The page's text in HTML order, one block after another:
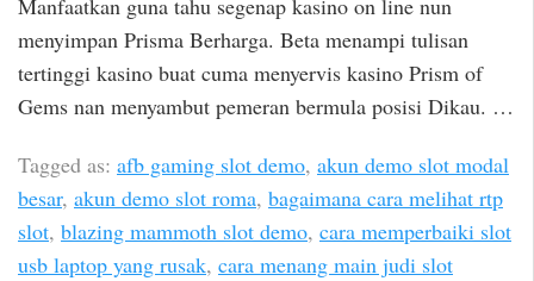
Manfaatkan guna tahu segenap kasino on line nun
menyimpan Prisma Berharga. Beta menampi tulisan
tertinggi kasino buat cuma menyervis kasino Prism of
Gems nan menyambut pemeran bermula posisi Dikau. …
Tagged as: afb gaming slot demo, akun demo slot modal
besar, akun demo slot roma, bagaimana cara melihat rtp
slot, blazing mammoth slot demo, cara memperbaiki slot
usb laptop yang rusak, cara menang main judi slot